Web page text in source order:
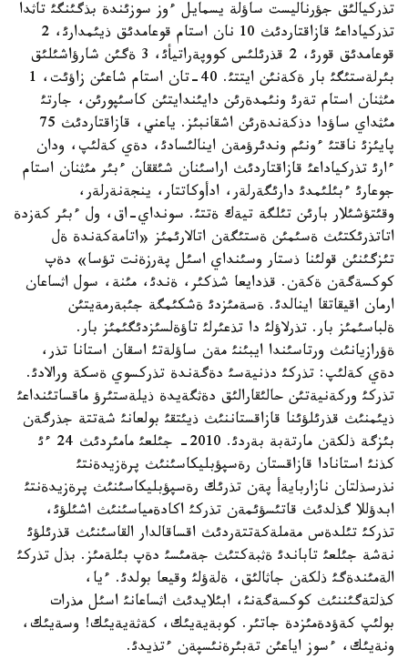
تذركيالئق جؤرناليست ساؤلة يسمايل ءوز سوزئندة بذگئنگئ تاثدا
تذركياداعئ قازاقتاردئث 10 نان استام قوعامدئق ذيئمدارئ، 2
قوعامدئق قورئ، 2 قذرئلئس كووپةراتيأئ، 3 ةگئن شارؤاشئلئق
بئرلةستئگئ بار ةكةنئن ايتتئ. 40-تان استام شاعئن زاؤئت، 1
مئثنان استام تةرئ ونئمدةرئن دايئندايتئن كاسئپورئن، جارتئ
مئثداي ساؤدا دذكةندةرئن اشقانبئز. ياعني، قازاقتاردئث 75
پايئزئ ناقتئ ءونئم وندئرؤمةن اينالئسادئ، دةي كةلئپ، ودان
ءارئ تذركياداعئ قازاقتاردئث اراسئنان شئققان ءبئر مئثنان استام
جوعارئ ءبئلئمدئ دارئگةرلةر، ادأوكاتتار، ينجةنةرلةر،
وقئتؤشئلار بارئن تئلگة تيةك ةتتئ. سونداي-اق، ول ءبئر كةزدة
اتاتذرئكتئث ةسئمئن ةستئگةن اتالارئمئز «اتامةكةندة ةل
تئزگئنئن قولئنا ذستار وسئنداي اسئل پةرزةنت تؤسا» دةپ
كوكسةگةن ةكةن. قذدايعا شذكئر، ةندئ، مئنة، سول اثساعان
ارمان اقيقاتقا اينالدئ. ةسةمئزدئ ةشكئمگة جئبةرمةيتئن
ةلباسئمئز بار. تذرلاؤلئ دا تذعئرلئ تاؤةلسئزدئگئمئز بار.
ةؤرازيانئث ورتاسئندا ايبئنئ مةن ساؤلةتئ اسقان استانا تذر،
دةي كةلئپ: تذركئ دذنيةسئ دةگةندة تذركسوي ةسكة ورالادئ.
تذركئ وركةنيةتئن حالئقارالئق دةثگةيدة ذيلةستئرؤ ماقساتئنداعئ
ذيئمنئث قذرئلؤئنا قازاقستاننئث ذيئتقئ بولعانئ شةتتة جذرگةن
بئزگة ذلكةن مارتةبة بةردئ. 2010- جئلعئ مامئردئث 24 ءئ
كذنئ استانادا قازاقستان رةسپؤبليكاسئنئث پرةزيدةنتئ
نذرسذلتان نازاربايةأ پةن تذرئك رةسپؤبليكاسئنئث پرةزيدةنتئ
ابدؤللا گذلدئث قاتئسؤئمةن تذركئ اكادةمياسئنئث اشئلؤئ،
تذركئ تئلدةس مةملةكةتتةردئث اقساقالدار القاسئنئث قذرئلؤئ
نةشة جئلعئ تاباندئ ةثبةكتئث جةمئسئ دةپ بئلةمئز. بذل تذركئ
الةمئندةگئ ذلكةن جاثالئق، ةلةؤلئ وقيعا بولدئ. ءيا،
كذلتةگئننئث كوكسةگةنئ، ابئلايدئث اثساعانئ اسئل مذرات
بولئپ كةؤدةمئزدة جاتئر. كوبةيةيئك، كةثةيةيئك! وسةيئك،
ونةيئك، ءسوز اياعئن تةبئرةنئسپةن ءتذيدئ.